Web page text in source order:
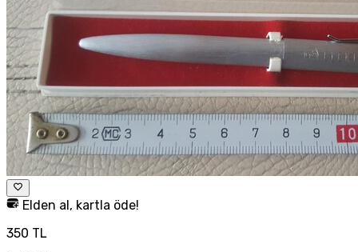
Elden al, kartla öde!
350 TL